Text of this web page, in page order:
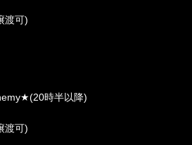
可)
時半以降)
可)